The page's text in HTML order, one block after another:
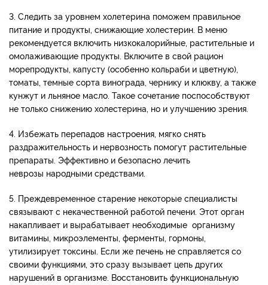
3. Следить за уровнем холетерина поможем правильное
питание и продукты, снижающие холестерин. В меню
рекомендуется включить низкокалорийные, растительные и
омолаживающие продукты. Включите в свой рацион
морепродукты, капусту (особенно кольраби и цветную),
томаты, темные сорта винограда, чернику и клюкву, а также
кунжут и льняное масло. Такое сочетание поспособствуют
не только снижению холестерина, но и улучшению зрения.
4. Избежать перепадов настроения, мягко снять
раздражительность и нервозность помогут растительные
препараты. Эффективно и безопасно лечить
неврозы народными средствами.
5. Преждевременное старение некоторые специалисты
связывают с некачественной работой печени. Этот орган
накапливает и вырабатывает необходимые организму
витамины, микроэлементы, ферменты, гормоны,
утилизирует токсины. Если же печень не справляется со
своими функциями, это сразу вызывает цепь других
нарушений в организме. Восстановить функциональную